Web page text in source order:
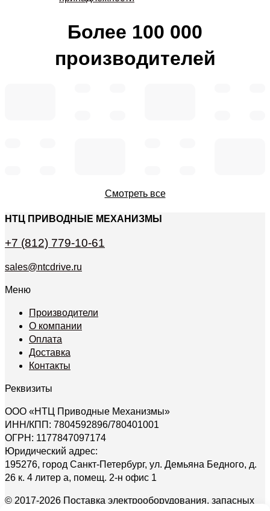
Более 100 000
производителей
Смотреть все
НТЦ ПРИВОДНЫЕ МЕХАНИЗМЫ
+7 (812) 779-10-61
sales@ntcdrive.ru
Меню
Производители
О компании
Оплата
Доставка
Контакты
Реквизиты
ООО «НТЦ Приводные Механизмы»
ИНН/КПП: 7804592896/780401001
ОГРН: 1177847097174
Юридический адрес:
195276, город Санкт-Петербург, ул. Демьяна Бедного, д.
26 к. 4 литер а, помещ. 2-н офис 1
© 2017-2026 Поставка электрооборудования, запасных